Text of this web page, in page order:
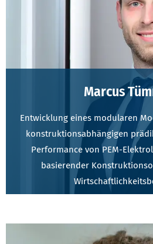
Marcus
Entwicklung eines modularen
konstruktionsabhängigen
Performance von PEM-
basierender